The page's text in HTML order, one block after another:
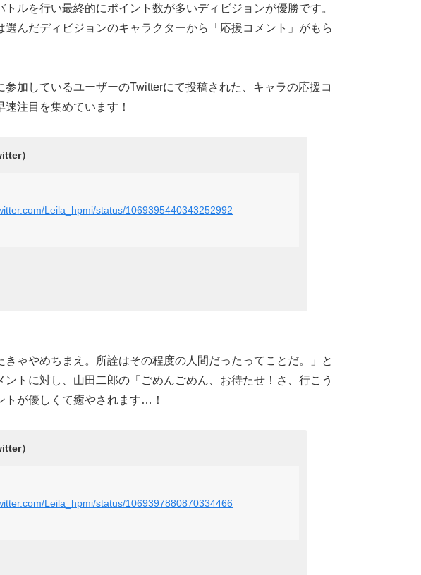
トルを行い最終的にポイント数が多いディビジョンが優勝です。
選んだディビジョンのキャラクターから「応援コメント」がもら
参加しているユーザーのTwitterにて投稿された、キャラの応援コ
速注目を集めています！
Leila_hpmi/status/1069395440343252992
きゃやめちまえ。所詮はその程度の人間だったってことだ。」と
ントに対し、山田二郎の「ごめんごめん、お待たせ！さ、行こう
トが優しくて癒やされます…！
Leila_hpmi/status/1069397880870334466